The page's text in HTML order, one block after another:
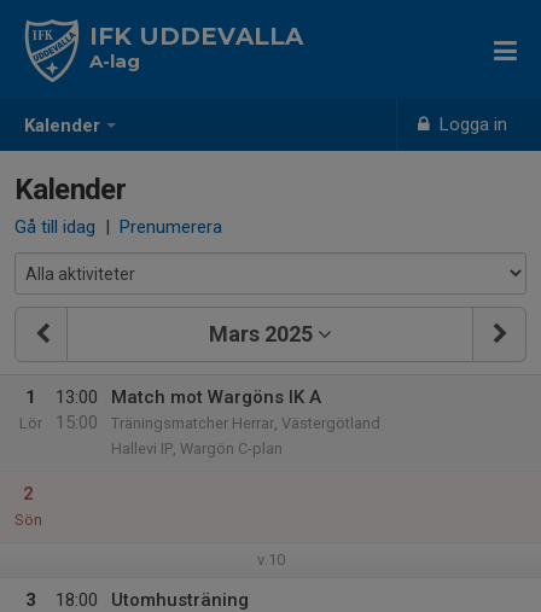
Kalender Logga in
IFK UDDEVALLA
A-lag
Kalender
Gå till idag | Prenumerera
Mars 2025
1
Lör
13:00
15:00
Match mot Wargöns IK A
Träningsmatcher Herrar, Västergötland
Hallevi IP, Wargön C-plan
2
Sön
v.10
3
18:00
Utomhusträning